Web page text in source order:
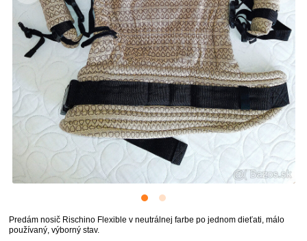
Predám nosič Rischino Flexible v neutrálnej farbe po jednom dieťati, málo
používaný, výborný stav.